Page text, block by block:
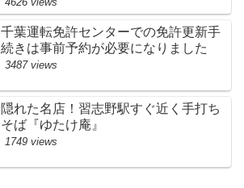
千葉運転免許センターでの免許更新手
続きは事前予約が必要になりました
3487 views
隠れた名店！習志野駅すぐ近く手打ち
そば『ゆたけ庵』
1749 views